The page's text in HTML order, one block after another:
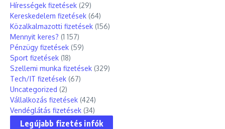
Hírességek fizetések (29)
Kereskedelem fizetések (64)
Közalkalmazotti fizetések (156)
Mennyit keres? (1 157)
Pénzügy fizetések (59)
Sport fizetések (18)
Szellemi munka fizetések (329)
Tech/IT fizetések (67)
Uncategorized (2)
Vállalkozás fizetések (424)
Vendéglátás fizetések (34)
Legújabb fizetés infók